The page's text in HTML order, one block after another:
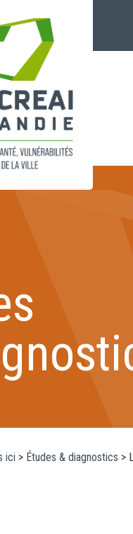
ici > Études & diagnostics >